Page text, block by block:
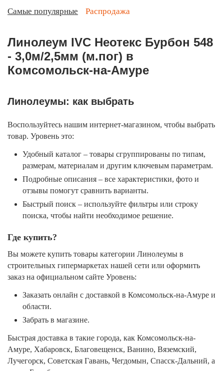
Самые популярные Распродажа
Линолеум IVC Неотекс Бурбон 548
- 3,0м/2,5мм (м.пог) в
Комсомольск-на-Амуре
Линолеумы: как выбрать
Воспользуйтесь нашим интернет-магазином, чтобы выбрать
товар. Уровень это:
Удобный каталог – товары сгруппированы по типам,
размерам, материалам и другим ключевым параметрам.
Подробные описания – все характеристики, фото и
отзывы помогут сравнить варианты.
Быстрый поиск – используйте фильтры или строку
поиска, чтобы найти необходимое решение.
Где купить?
Вы можете купить товары категории Линолеумы в
строительных гипермаркетах нашей сети или оформить
заказ на официальном сайте Уровень:
Заказать онлайн с доставкой в Комсомольск-на-Амуре и
области.
Забрать в магазине.
Быстрая доставка в такие города, как Комсомольск-на-
Амуре, Хабаровск, Благовещенск, Ванино, Вяземский,
Лучегорск, Советская Гавань, Чегдомын, Спасск-Дальний, а